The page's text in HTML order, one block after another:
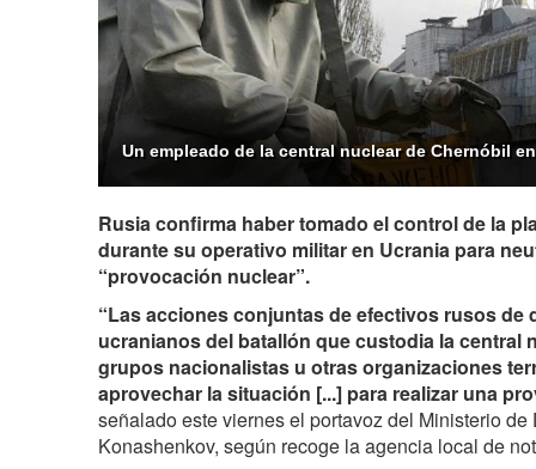
Un empleado de la central nuclear de Chernóbil
Rusia confirma haber tomado el control de la
durante su operativo militar en Ucrania para
“provocación nuclear”.
“Las acciones conjuntas de efectivos rusos de
ucranianos del batallón que custodia la central
grupos nacionalistas u otras organizaciones
aprovechar la situación [...] para realizar una
señalado este viernes el portavoz del Ministerio de
Konashenkov, según recoge la agencia local de